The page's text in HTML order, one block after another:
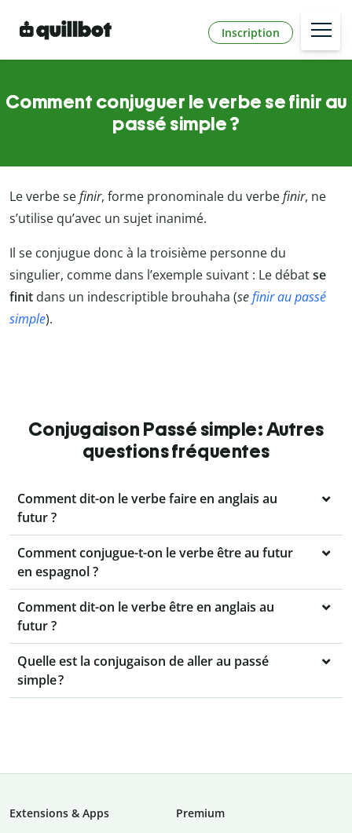
Inscription
Comment conjuguer le verbe se finir au
passé simple ?
Le verbe sefinir, forme pronominale du verbefinir, ne
s’utilise qu’avec un sujet inanimé.
Il se conjugue donc à la troisième personne du
singulier, comme dans l’exemple suivant : Le débatse
finit dans un indescriptible brouhaha (sefinir au passé
simple).
Conjugaison Passé simple: Autres
questions fréquentes
Comment dit-on le verbe faire en anglais au
futur ?
Comment conjugue-t-on le verbe être au futur
en espagnol ?
Comment dit-on le verbe être en anglais au
futur ?
Quelle est la conjugaison de aller au passé
simple ?
Extensions & Apps
Premium